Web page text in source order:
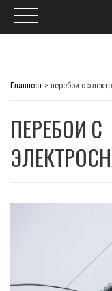
Главпост > перебои с
ПЕРЕБОИ С